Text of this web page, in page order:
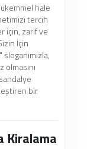
hale
tercih
için, zarif ve
İçin
bir
Kiralama